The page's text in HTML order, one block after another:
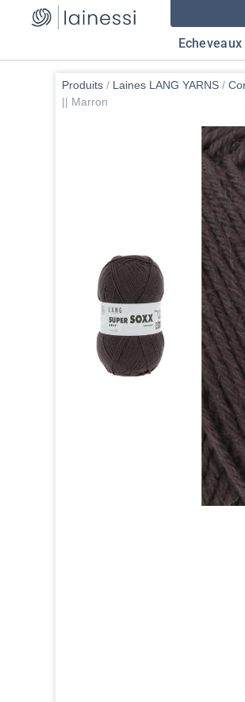
Produits / Laines LANG YARNS /
|| Marron